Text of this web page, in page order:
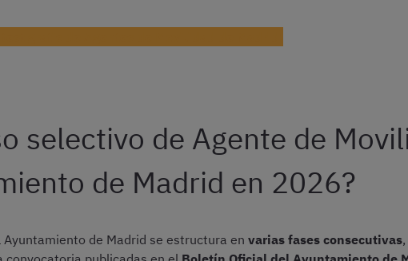
selectivo de Agente de
de Madrid en 2026?
de Madrid se estructura en varias fases consecutivas